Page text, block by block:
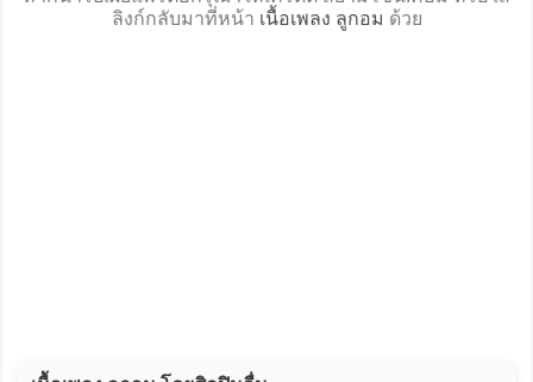
ลิงก์กลับมาที่หน้า เนื้อเพลง ลูกอม ด้วย